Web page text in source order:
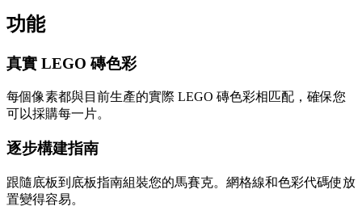
功能
真實 LEGO 磚色彩
每個像素都與目前生產的實際 LEGO 磚色彩相匹配，確保您
可以採購每一片。
逐步構建指南
跟隨底板到底板指南組裝您的馬賽克。網格線和色彩代碼使放
置變得容易。